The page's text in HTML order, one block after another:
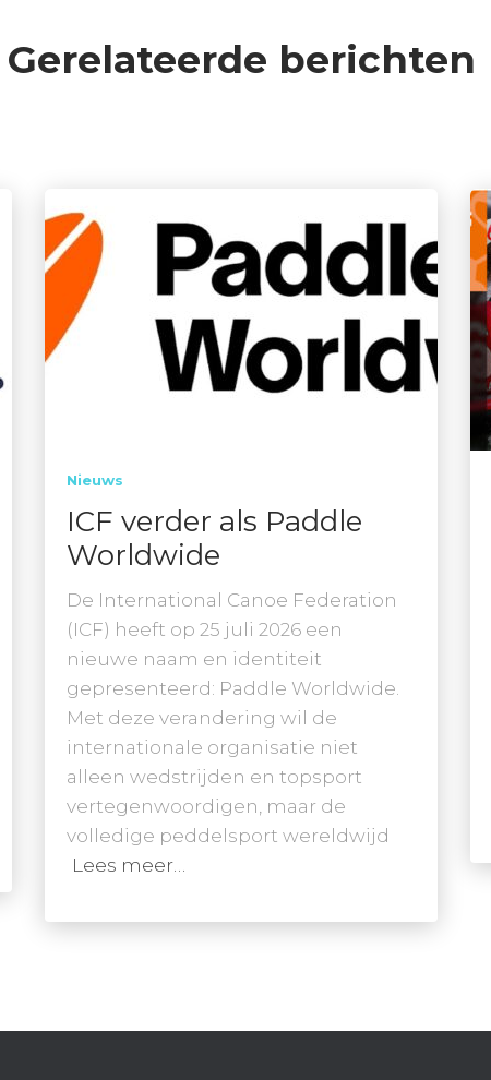
Gerelateerde berichten
Nieuws
ICF verder als Paddle
Worldwide
De International Canoe Federation
(ICF) heeft op 25 juli 2026 een
nieuwe naam en identiteit
gepresenteerd: Paddle Worldwide.
Met deze verandering wil de
internationale organisatie niet
alleen wedstrijden en topsport
vertegenwoordigen, maar de
volledige peddelsport wereldwijd
Lees meer…